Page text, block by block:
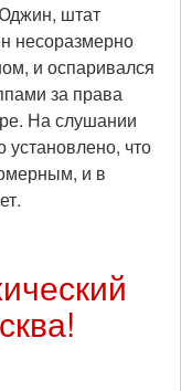
штат
несоразмерно
и оспаривался
за права
На слушании
что
и в